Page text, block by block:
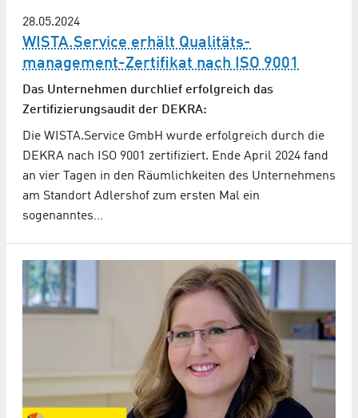
28.05.2024
WISTA.Service erhält Qualitäts­
management-Zertifikat nach ISO 9001
Das Unternehmen durchlief erfolgreich das
Zertifizierungsaudit der DEKRA:
Die WISTA.Service GmbH wurde erfolgreich durch die
DEKRA nach ISO 9001 zertifiziert. Ende April 2024 fand
an vier Tagen in den Räumlichkeiten des Unternehmens
am Standort Adlershof zum ersten Mal ein
sogenanntes…